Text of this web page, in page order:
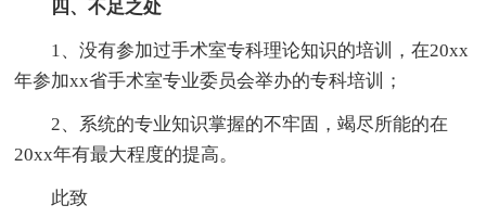
四、不足之处
1、没有参加过手术室专科理论知识的培训，在20xx
年参加xx省手术室专业委员会举办的专科培训；
2、系统的专业知识掌握的不牢固，竭尽所能的在
20xx年有最大程度的提高。
此致